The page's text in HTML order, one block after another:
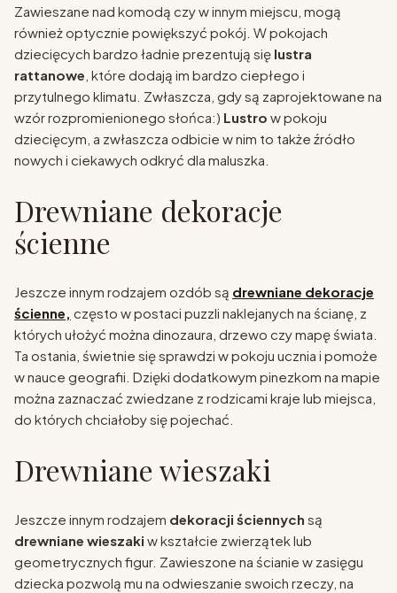
Zawieszane nad komodą czy w innym miejscu, mogą
również optycznie powiększyć pokój. W pokojach
dziecięcych bardzo ładnie prezentują się lustra
rattanowe , które dodają im bardzo ciepłego i
przytulnego klimatu. Zwłaszcza, gdy są zaprojektowane na
wzór rozpromienionego słońca:) Lustro w pokoju
dziecięcym, a zwłaszcza odbicie w nim to także źródło
nowych i ciekawych odkryć dla maluszka.
Drewniane dekoracje
ścienne
Jeszcze innym rodzajem ozdób są drewniane dekoracje
ścienne, często w postaci puzzli naklejanych na ścianę, z
których ułożyć można dinozaura, drzewo czy mapę świata.
Ta ostania, świetnie się sprawdzi w pokoju ucznia i pomoże
w nauce geografii. Dzięki dodatkowym pinezkom na mapie
można zaznaczać zwiedzane z rodzicami kraje lub miejsca,
do których chciałoby się pojechać.
Drewniane wieszaki
Jeszcze innym rodzajem dekoracji ściennych są
drewniane wieszaki w kształcie zwierzątek lub
geometrycznych figur. Zawieszone na ścianie w zasięgu
dziecka pozwolą mu na odwieszanie swoich rzeczy, na